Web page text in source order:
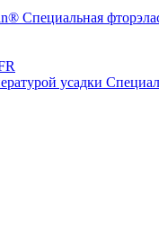
Специальная